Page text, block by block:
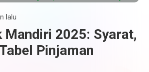
lalu
Mandiri 2025: Syarat,
Pinjaman